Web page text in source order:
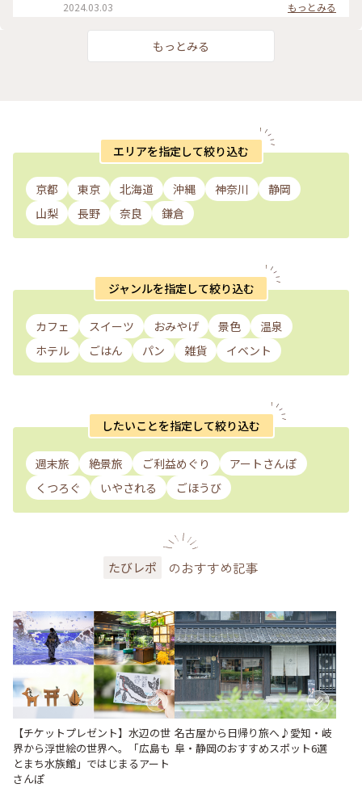
川にひな人形を流します。 ちょうどこの日下鴨神社を 訪れる
予定だったので なんとか見てみたいと思って 行きましたが、
たくさんの人垣で 流しびなの様子は 全然見えませんでした😂
最後ごろ少しだけ お内裏様とお雛様の姿を遠目に やっと見る
ことができました🎎😆 平安時代の装束をした お雛様や来賓や
旅 #下鴨神社 #流しびな #流し雛 #伝統行事 #桃の節句 #ひな祭
り #お雛様 #お内裏様 #雛人形 #たわわちゃん #京都 #出町柳 #
春 #春の京都 #ことりっぷ京都 #ひとり旅
2024.03.03 もっとみる
もっとみる
エリアを指定して絞り込む
京都 東京 北海道 沖縄 神奈川
静岡
山梨
長野 奈良 鎌倉
ジャンルを指定して絞り込む
カフェ スイーツ おみやげ 景色
温泉
ホテル
ごはん パン 雑貨 イベント
したいことを指定して絞り込む
週末旅 絶景旅 ご利益めぐり
アートさんぽ
くつろぐ
いやされる ごほうび
たびレポ のおすすめ記事
【チケットプレゼント】水辺の世
界から浮世絵の世界へ。「広島も
とまち水族館」ではじまるアート
さんぽ
名古屋から日帰り旅へ♪愛知・岐
阜・静岡のおすすめスポット6選